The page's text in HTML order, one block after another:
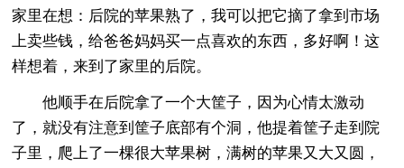
家里在想：后院的苹果熟了，我可以把它摘了拿到市场
上卖些钱，给爸爸妈妈买一点喜欢的东西，多好啊！这
样想着，来到了家里的后院。
他顺手在后院拿了一个大筐子，因为心情太激动
了，就没有注意到筐子底部有个洞，他提着筐子走到院
子里，爬上了一棵很大苹果树，满树的苹果又大又圆，